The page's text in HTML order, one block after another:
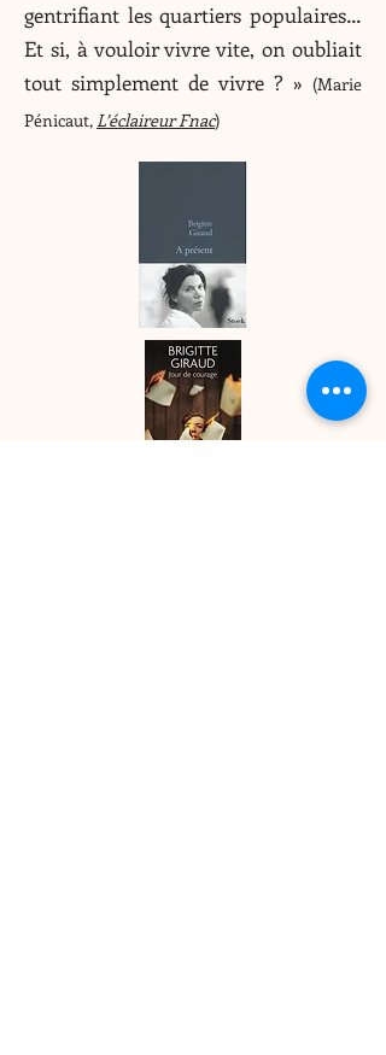
gentrifiant les quartiers populaires…
Et si, à vouloir vivre vite, on oubliait
tout simplement de vivre ? » (Marie
Pénicaut,L’éclaireur Fnac)